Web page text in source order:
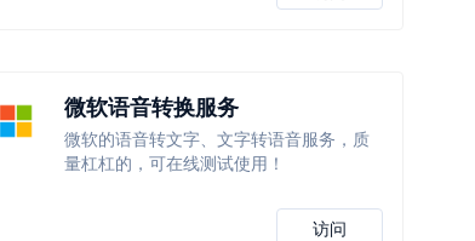
微软语音转换服务
微软的语音转文字、文字转语音服务，质
量杠杠的，可在线测试使用！
访问